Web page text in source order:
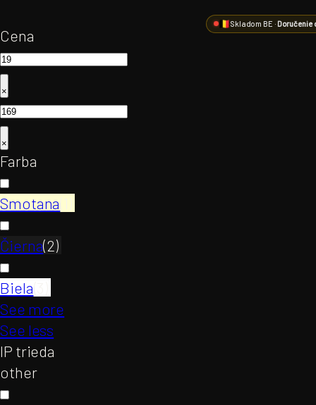
Cena
×
×
Farba
Smotana(1)
Čierna(2)
Biela
See more
See less
IP trieda
other
Skladom BE ·Doručenie